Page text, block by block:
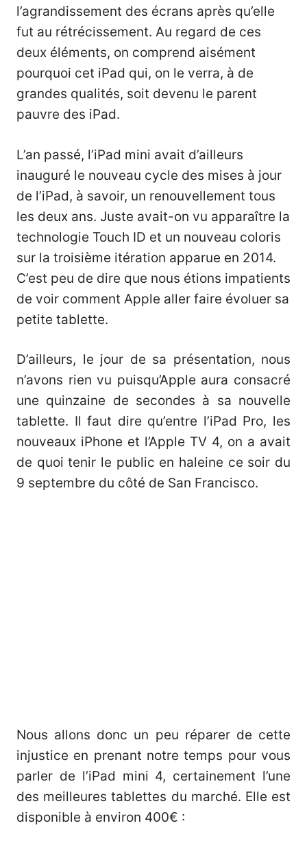
l’agrandissement des écrans après qu’elle
fut au rétrécissement. Au regard de ces
deux éléments, on comprend aisément
pourquoi cet iPad qui, on le verra, à de
grandes qualités, soit devenu le parent
pauvre des iPad.
L’an passé, l’iPad mini avait d’ailleurs
inauguré le nouveau cycle des mises à jour
de l’iPad, à savoir, un renouvellement tous
les deux ans. Juste avait-on vu apparaître la
technologie Touch ID et un nouveau coloris
sur la troisième itération apparue en 2014.
C’est peu de dire que nous étions impatients
de voir comment Apple aller faire évoluer sa
petite tablette.
D’ailleurs, le jour de sa présentation, nous
n’avons rien vu puisqu’Apple aura consacré
une quinzaine de secondes à sa nouvelle
tablette. Il faut dire qu’entre l’iPad Pro, les
nouveaux iPhone et l’Apple TV 4, on a avait
de quoi tenir le public en haleine ce soir du
9 septembre du côté de San Francisco.
Nous allons donc un peu réparer de cette
injustice en prenant notre temps pour vous
parler de l’iPad mini 4, certainement l’une
des meilleures tablettes du marché. Elle est
disponible à environ 400€ :